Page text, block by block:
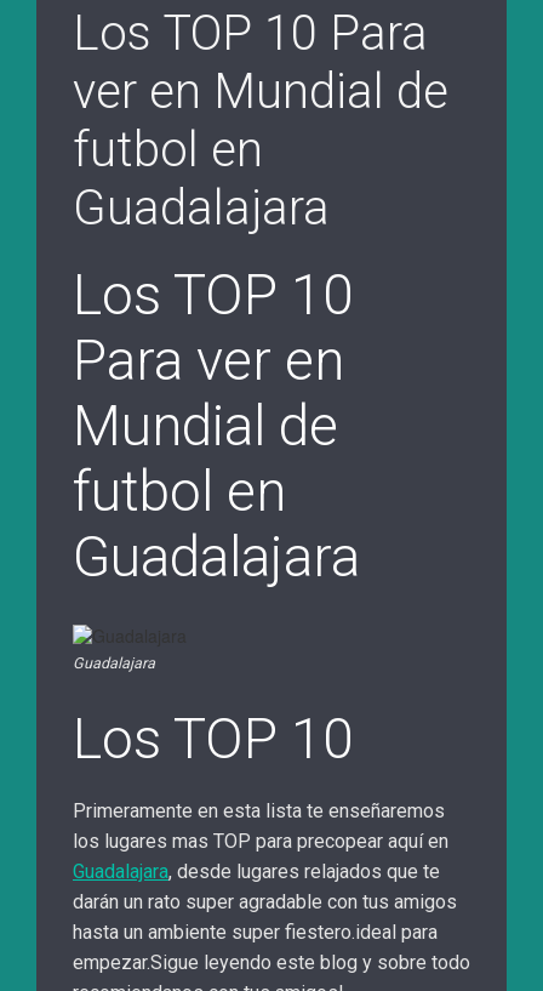
Los TOP 10 Para
ver en Mundial de
futbol en
Guadalajara
Los TOP 10
Para ver en
Mundial de
futbol en
Guadalajara
Guadalajara
Los TOP 10
Primeramente en esta lista te enseñaremos
los lugares mas TOP para precopear aquí en
Guadalajara, desde lugares relajados que te
darán un rato super agradable con tus amigos
hasta un ambiente super fiestero.ideal para
empezar.Sigue leyendo este blog y sobre todo